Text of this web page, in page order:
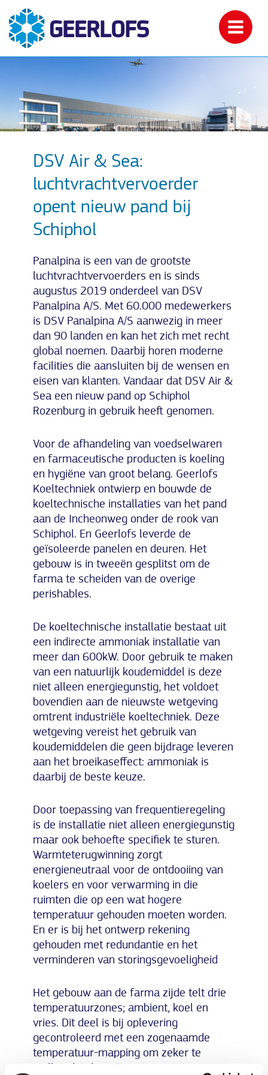
DSV Air & Sea:
luchtvrachtvervoerder
opent nieuw pand bij
Schiphol
Panalpina is een van de grootste
luchtvrachtvervoerders en is sinds
augustus 2019 onderdeel van DSV
Panalpina A/S. Met 60.000 medewerkers
is DSV Panalpina A/S aanwezig in meer
dan 90 landen en kan het zich met recht
global noemen. Daarbij horen moderne
facilities die aansluiten bij de wensen en
eisen van klanten. Vandaar dat DSV Air &
Sea een nieuw pand op Schiphol
Rozenburg in gebruik heeft genomen.
Voor de afhandeling van voedselwaren
en farmaceutische producten is koeling
en hygiëne van groot belang. Geerlofs
Koeltechniek ontwierp en bouwde de
koeltechnische installaties van het pand
aan de Incheonweg onder de rook van
Schiphol. En Geerlofs leverde de
geïsoleerde panelen en deuren. Het
gebouw is in tweeën gesplitst om de
farma te scheiden van de overige
perishables.
De koeltechnische installatie bestaat uit
een indirecte ammoniak installatie van
meer dan 600kW. Door gebruik te maken
van een natuurlijk koudemiddel is deze
niet alleen energiegunstig, het voldoet
bovendien aan de nieuwste wetgeving
omtrent industriële koeltechniek. Deze
wetgeving vereist het gebruik van
koudemiddelen die geen bijdrage leveren
aan het broeikaseffect: ammoniak is
daarbij de beste keuze.
Door toepassing van frequentieregeling
is de installatie niet alleen energiegunstig
maar ook behoefte specifiek te sturen.
Warmteterugwinning zorgt
energieneutraal voor de ontdooiing van
koelers en voor verwarming in die
ruimten die op een wat hogere
temperatuur gehouden moeten worden.
En er is bij het ontwerp rekening
gehouden met redundantie en het
verminderen van storingsgevoeligheid
Het gebouw aan de farma zijde telt drie
temperatuurzones; ambient, koel en
vries. Dit deel is bij oplevering
gecontroleerd met een zogenaamde
temperatuur-mapping om zeker te
stellen dat de geëiste temperaturen